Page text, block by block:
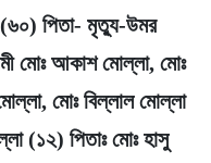
পিতা- মৃত্যু-উমর
মোঃ আকাশ মোল্লা, মোঃ
মোঃ বিল্লাল মোল্লা
(১২) পিতাঃ মোঃ হাসু